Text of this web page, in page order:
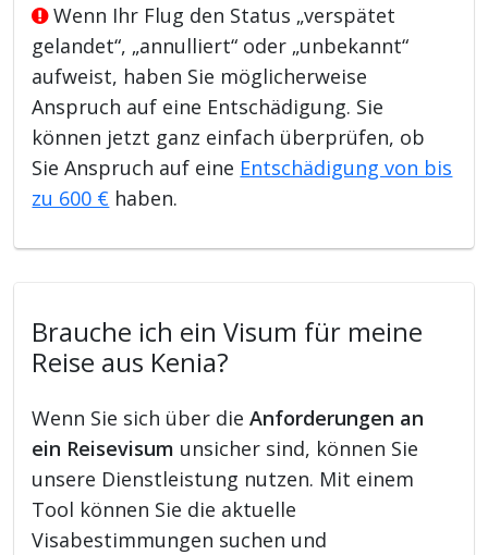
Wenn Ihr Flug den Status „verspätet
gelandet“, „annulliert“ oder „unbekannt“
aufweist, haben Sie möglicherweise
Anspruch auf eine Entschädigung. Sie
können jetzt ganz einfach überprüfen, ob
Sie Anspruch auf eine Entschädigung von bis
zu 600 € haben.
Brauche ich ein Visum für meine
Reise aus Kenia?
Wenn Sie sich über dieAnforderungen an
ein Reisevisum unsicher sind, können Sie
unsere Dienstleistung nutzen. Mit einem
Tool können Sie die aktuelle
Visabestimmungen suchen und